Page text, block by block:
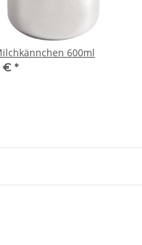
600ml
€ *